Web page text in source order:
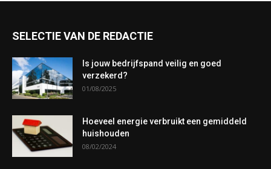
SELECTIE VAN DE REDACTIE
Is jouw bedrijfspand veilig en goed
verzekerd?
01/08/2025
Hoeveel energie verbruikt een gemiddeld
huishouden
08/02/2024